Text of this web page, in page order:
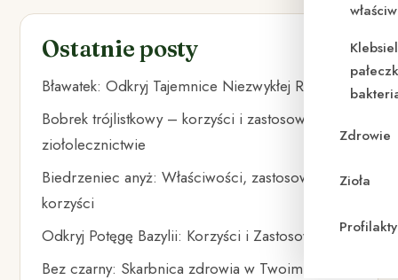
Zdrowie
Zioła
Ostatnie posty
Bławatek: Odkryj Tajemnice Niezwykłej Rośliny
Bobrek trójlistkowy – korzyści i zastosowanie w
ziołolecznictwie
Biedrzeniec anyż: Właściwości, zastosowania i
korzyści
Odkryj Potęgę Bazylii: Korzyści i Zastosowania
Bez czarny: Skarbnica zdrowia w Twoim